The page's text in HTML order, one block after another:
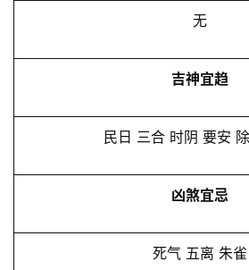
无
吉神宜趋
民日 三合 时阴 要安
凶煞宜忌
死气 五离 朱雀